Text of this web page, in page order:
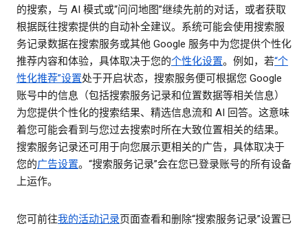
的搜索，与 AI 模式或“问问地图”继续先前的对话，或者获取
根据既往搜索提供的自动补全建议。系统可能会使用搜索服
务记录数据在搜索服务或其他 Google 服务中为您提供个性化
推荐内容和体验，具体取决于您的个性化设置。例如，若“个
性化推荐”设置处于开启状态，搜索服务便可根据您 Google
账号中的信息（包括搜索服务记录和位置数据等相关信息）
为您提供个性化的搜索结果、精选信息流和 AI 回答。这意味
着您可能会看到与您过去搜索时所在大致位置相关的结果。
搜索服务记录还可用于向您展示更相关的广告，具体取决于
您的广告设置。“搜索服务记录”会在您已登录账号的所有设备
上运作。
您可前往我的活动记录页面查看和删除“搜索服务记录”设置已